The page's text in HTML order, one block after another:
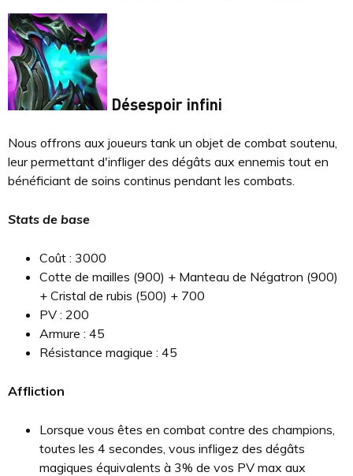
Désespoir infini
Nous offrons aux joueurs tank un objet de combat soutenu,
leur permettant d'infliger des dégâts aux ennemis tout en
bénéficiant de soins continus pendant les combats.
Stats de base
Coût : 3000
Cotte de mailles (900) + Manteau de Négatron (900)
+ Cristal de rubis (500) + 700
PV : 200
Armure : 45
Résistance magique : 45
Affliction
Lorsque vous êtes en combat contre des champions,
toutes les 4 secondes, vous infligez des dégâts
magiques équivalents à 3% de vos PV max aux